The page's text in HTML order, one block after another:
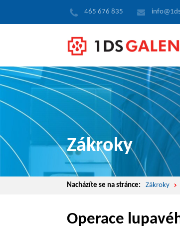
465 676 835
Zákroky
Nacházíte se na stránce: Zákroky
Operace